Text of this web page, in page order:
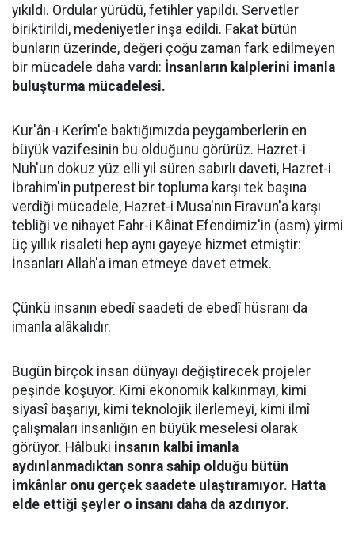
yıkıldı. Ordular yürüdü, fetihler yapıldı. Servetler
biriktirildi, medeniyetler inşa edildi. Fakat bütün
bunların üzerinde, değeri çoğu zaman fark edilmeyen
bir mücadele daha vardı: İnsanların kalplerini imanla
buluşturma mücadelesi.
Kur'ân-ı Kerîm'e baktığımızda peygamberlerin en
büyük vazifesinin bu olduğunu görürüz. Hazret-i
Nuh'un dokuz yüz elli yıl süren sabırlı daveti, Hazret-i
İbrahim'in putperest bir topluma karşı tek başına
verdiği mücadele, Hazret-i Musa'nın Firavun'a karşı
tebliği ve nihayet Fahr-i Kâinat Efendimiz'in (asm) yirmi
üç yıllık risaleti hep aynı gayeye hizmet etmiştir:
İnsanları Allah'a iman etmeye davet etmek.
Çünkü insanın ebedî saadeti de ebedî hüsranı da
imanla alâkalıdır.
Bugün birçok insan dünyayı değiştirecek projeler
peşinde koşuyor. Kimi ekonomik kalkınmayı, kimi
siyasî başarıyı, kimi teknolojik ilerlemeyi, kimi ilmî
çalışmaları insanlığın en büyük meselesi olarak
görüyor. Hâlbuki insanın kalbi imanla
aydınlanmadıktan sonra sahip olduğu bütün
imkânlar onu gerçek saadete ulaştıramıyor. Hatta
elde ettiği şeyler o insanı daha da azdırıyor.